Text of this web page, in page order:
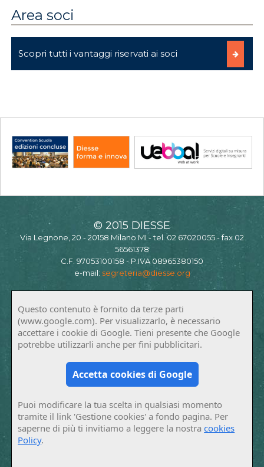
Area soci
Scopri tutti i vantaggi riservati ai soci
© 2015 DIESSE
Via Legnone, 20 - 20158 Milano MI - tel. 02 67020055 - fax 02
56561378
C.F. 97053100158 - P.IVA 08965380150
e-mail: segreteria@diesse.org
Questo contenuto è fornito da terze parti
(www.google.com). Per visualizzarlo, è necessario
accettare i cookie di Google. Tieni presente che Google
potrebbe utilizzarli anche per fini pubblicitari.
Accetta cookies di Google
Puoi modificare la tua scelta in qualsiasi momento
tramite il link 'Gestione cookies' a fondo pagina. Per
saperne di più ti invitiamo a leggere la nostracookies
Policy.